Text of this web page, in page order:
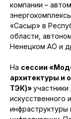
компании –
«Сасыр» в
области,
Ненецком АО и
На сессии
архитектуры и
ТЭК)»
искусственного
инфраструктуры